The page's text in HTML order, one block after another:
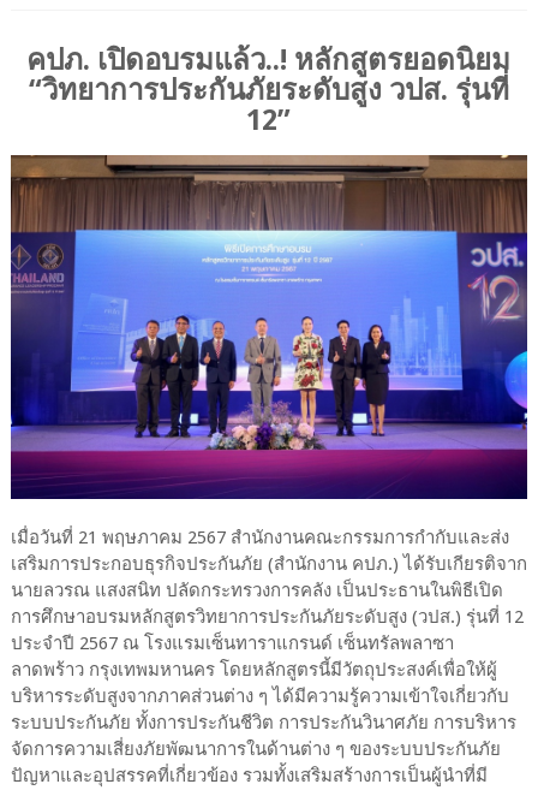
คปภ. เปิดอบรมแล้ว..! หลักสูตรยอดนิยม
“วิทยาการประกันภัยระดับสูง วปส. รุ่นที่
12”
เมื่อวันที่ 21 พฤษภาคม 2567 สำนักงานคณะกรรมการกำกับและส่ง
เสริมการประกอบธุรกิจประกันภัย (สำนักงาน คปภ.) ได้รับเกียรติจาก
นายลวรณ แสงสนิท ปลัดกระทรวงการคลัง เป็นประธานในพิธีเปิด
การศึกษาอบรมหลักสูตรวิทยาการประกันภัยระดับสูง (วปส.) รุ่นที่ 12
ประจำปี 2567 ณ โรงแรมเซ็นทาราแกรนด์ เซ็นทรัลพลาซา
ลาดพร้าว กรุงเทพมหานคร โดยหลักสูตรนี้มีวัตถุประสงค์เพื่อให้ผู้
บริหารระดับสูงจากภาคส่วนต่าง ๆ ได้มีความรู้ความเข้าใจเกี่ยวกับ
ระบบประกันภัย ทั้งการประกันชีวิต การประกันวินาศภัย การบริหาร
จัดการความเสี่ยงภัยพัฒนาการในด้านต่าง ๆ ของระบบประกันภัย
ปัญหาและอุปสรรคที่เกี่ยวข้อง รวมทั้งเสริมสร้างการเป็นผู้นำที่มี